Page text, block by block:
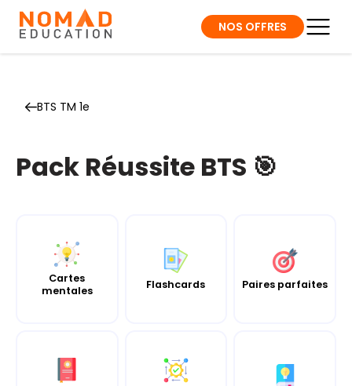
NOS OFFRES
BTS TM 1e
Pack Réussite BTS 🎯
Cartes
mentales
Flashcards Paires parfaites